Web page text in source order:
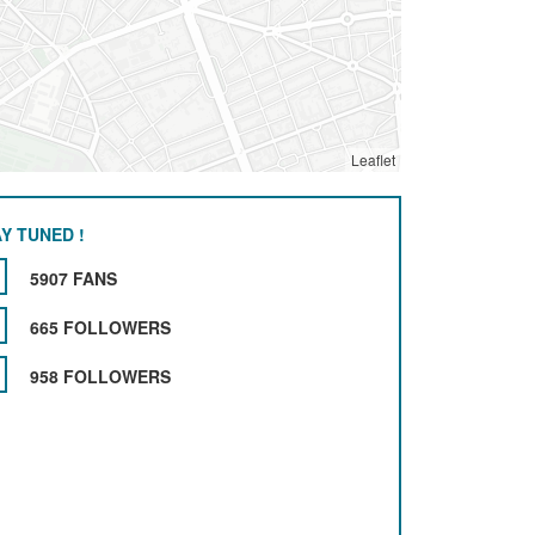
Leaflet
TUNED !
5907 FANS
665 FOLLOWERS
958 FOLLOWERS